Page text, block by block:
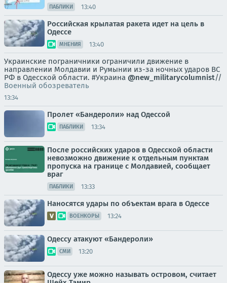
ПАБЛИКИ 13:40
Российская крылатая ракета идет на цель в
Одессе
МНЕНИЯ 13:40
Украинские пограничники ограничили движение в
направлении Молдавии и Румынии из-за ночных ударов ВС
РФ в Одесской области. #Украина @new_militarycolumnist//
Военный обозреватель
13:34
Пролет «Бандероли» над Одессой
ПАБЛИКИ 13:34
После российских ударов в Одесской области
невозможно движение к отдельным пунктам
пропуска на границе с Молдавией, сообщает
враг
ПАБЛИКИ 13:33
Наносятся удары по объектам врага в Одессе
ВОЕНКОРЫ 13:24
Одессу атакуют «Бандероли»
СМИ 13:20
Одессу уже можно называть островом, считает